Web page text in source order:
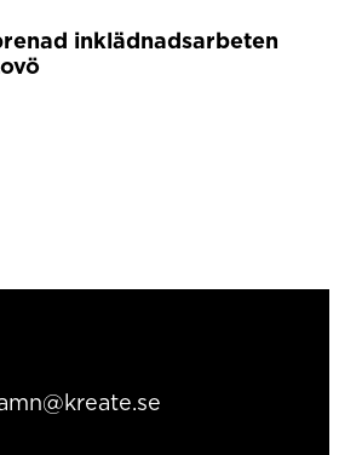
inklädnadsarbeten